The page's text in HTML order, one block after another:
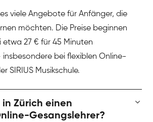
viele Angebote für Anfänger, die
möchten. Die Preise beginnen
etwa 27 € für 45 Minuten
insbesondere bei flexiblen Online-
SIRIUS Musikschule.
Zürich einen
Gesangslehrer?